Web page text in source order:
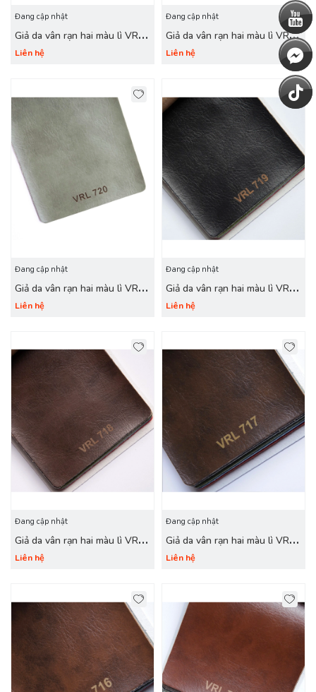
Đang cập nhật
Giả da vân rạn hai màu lì VRL
722 xanh lá
Liên hệ
Đang cập nhật
Giả da vân rạn hai màu lì VRL
721 cỏ úa
Liên hệ
Đang cập nhật
Giả da vân rạn hai màu lì VRL
720 ngọc lục bảo
Liên hệ
Đang cập nhật
Giả da vân rạn hai màu lì VRL
719 đen
Liên hệ
Đang cập nhật
Giả da vân rạn hai màu lì VRL
718 óc chó
Liên hệ
Đang cập nhật
Giả da vân rạn hai màu lì VRL
717 gỗ sồi
Liên hệ